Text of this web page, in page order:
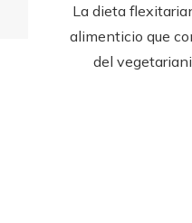
La dieta
alimenticio que
del